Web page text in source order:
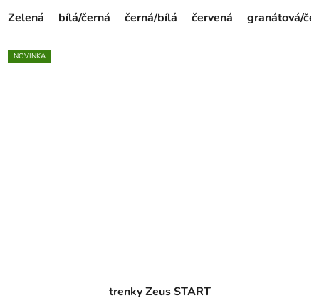
Zelená bílá/černá černá/bílá červená granátová/
NOVINKA
trenky Zeus START